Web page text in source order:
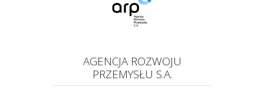
AGENCJA ROZWOJU
PRZEMYSŁU S.A.